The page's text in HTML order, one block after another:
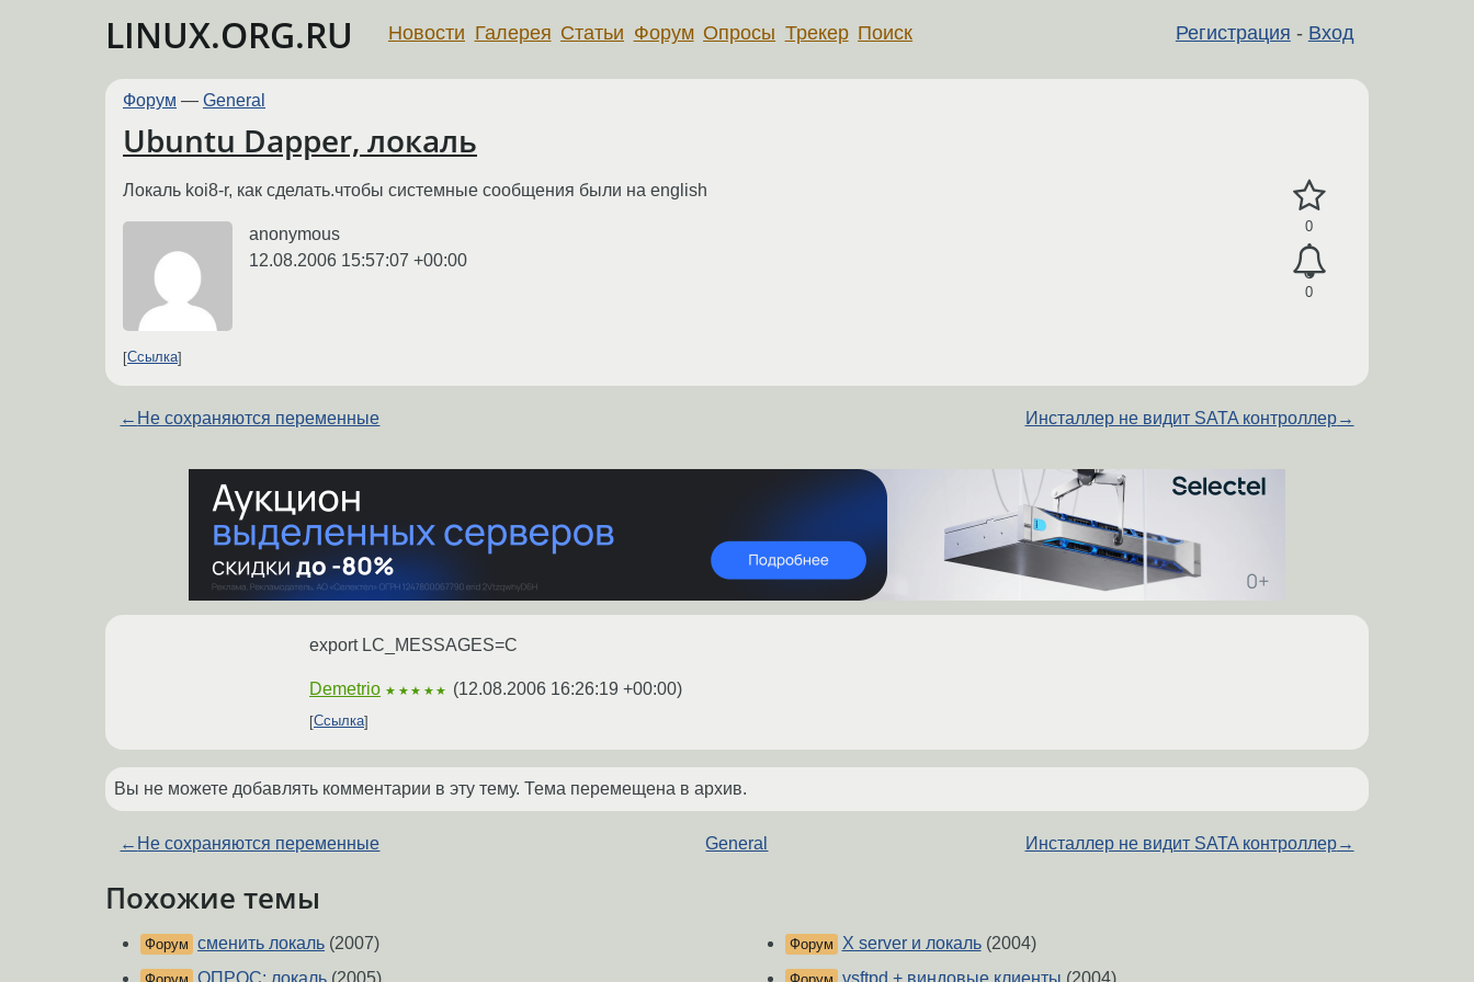
LINUX.ORG.RU Регистрация - Вход
Новости Галерея Статьи Форум Опросы Трекер Поиск
Форум — General
Ubuntu Dapper, локаль
0
0
Локаль koi8-r, как сделать.чтобы системные сообщения были на english
anonymous
12.08.2006 15:57:07 +00:00
Ссылка
← Не сохраняются переменные Инсталлер не видит SATA контроллер→
export LC_MESSAGES=C
Demetrio ★★★★★ (12.08.2006 16:26:19 +00:00)
Ссылка
Вы не можете добавлять комментарии в эту тему. Тема перемещена в архив.
← Не сохраняются переменные General Инсталлер не видит SATA контроллер→
Похожие темы
Форум сменить локаль (2007) Форум X server и локаль(2004)